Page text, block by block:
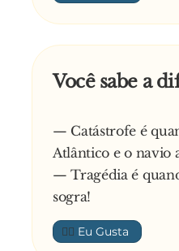
Você sabe a
— Catástrofe é
Atlântico e o navio
— Tragédia é
sogra!
👍🏼